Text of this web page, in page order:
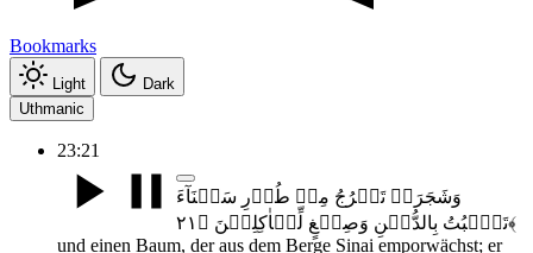
Bookmarks
Light
Dark
Uthmanic
23:21
وَشَجَرَۃً تَخۡرُجُ مِنۡ طُوۡرِ سَیۡنَآءَ
تَنۡۢبُتُ بِالدُّہۡنِ وَصِبۡغٍ لِّلۡاٰکِلِیۡنَ ﴿۲۱﴾
und einen Baum, der aus dem Berge Sinai emporwächst; er